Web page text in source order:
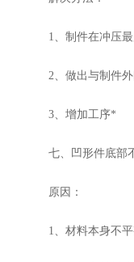
1、制件在冲压最
2、做出与制件外
3、增加工序*
七、凹形件底部
原因：
1、材料本身不平